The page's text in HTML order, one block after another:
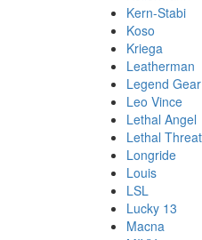
Kern-Stabi
Koso
Kriega
Leatherman
Legend Gear
Leo Vince
Lethal Angel
Lethal Threat
Longride
Louis
LSL
Lucky 13
Macna